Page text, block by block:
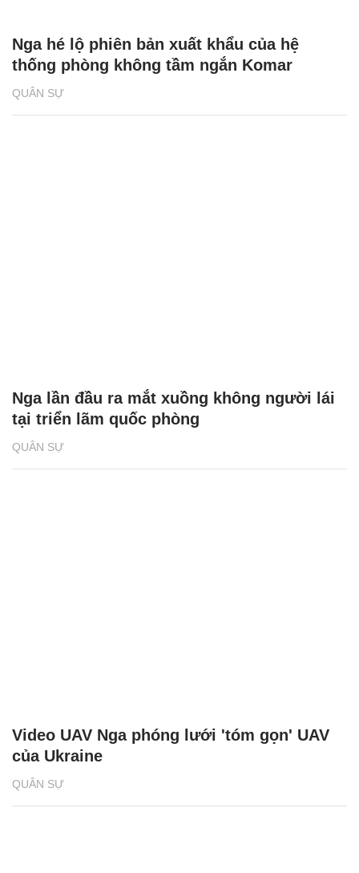
QUÂN SỰ
Nga hé lộ phiên bản xuất khẩu của hệ
thống phòng không tầm ngắn Komar
QUÂN SỰ
Nga lần đầu ra mắt xuồng không người lái
tại triển lãm quốc phòng
QUÂN SỰ
Video UAV Nga phóng lưới 'tóm gọn' UAV
của Ukraine